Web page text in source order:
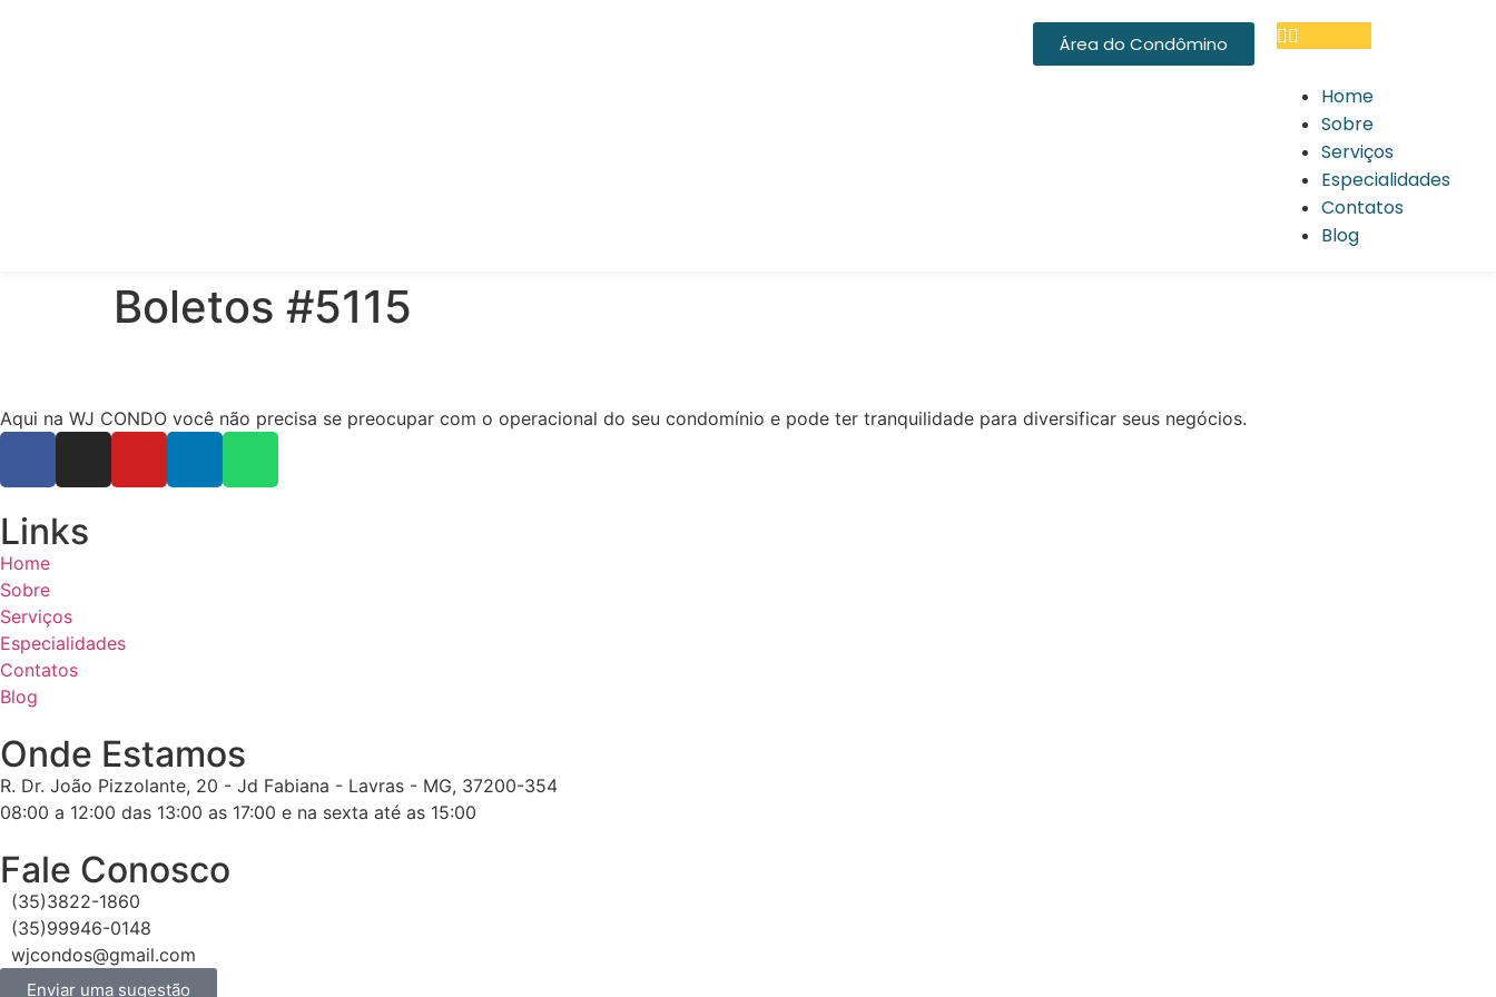
Área do Condômino
Home
Sobre
Serviços
Especialidades
Contatos
Blog
Boletos #5115
Aqui na WJ CONDO você não precisa se preocupar com o operacional do seu condomínio e pode ter tranquilidade para diversificar seus negócios.
Links
Home
Sobre
Serviços
Especialidades
Contatos
Blog
Onde Estamos
R. Dr. João Pizzolante, 20 - Jd Fabiana - Lavras - MG, 37200-354
08:00 a 12:00 das 13:00 as 17:00 e na sexta até as 15:00
Fale Conosco
(35)3822-1860
(35)99946-0148
wjcondos@gmail.com
Enviar uma sugestão